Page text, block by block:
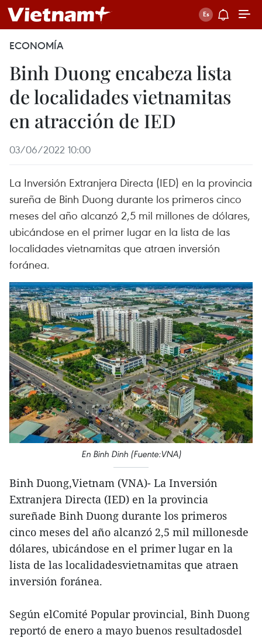
ECONOMÍA
Binh Duong encabeza lista
de localidades vietnamitas
en atracción de IED
03/06/2022 10:00
La Inversión Extranjera Directa (IED) en la provincia
sureña de Binh Duong durante los primeros cinco
meses del año alcanzó 2,5 mil millones de dólares,
ubicándose en el primer lugar en la lista de las
localidades vietnamitas que atraen inversión
foránea.
En Binh Dinh (Fuente:VNA)
Binh Duong,Vietnam (VNA)- La Inversión
Extranjera Directa (IED) en la provincia
sureñade Binh Duong durante los primeros
cinco meses del año alcanzó 2,5 mil millonesde
dólares, ubicándose en el primer lugar en la
lista de las localidadesvietnamitas que atraen
inversión foránea.
Según elComité Popular provincial, Binh Duong
reportó de enero a mayo buenos resultadosdel